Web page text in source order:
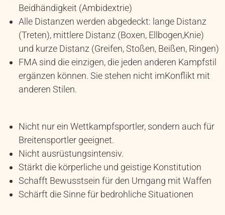
Beidhändigkeit (Ambidextrie)
Alle Distanzen werden abgedeckt: lange Distanz
(Treten), mittlere Distanz (Boxen, Ellbogen,Knie)
und kurze Distanz (Greifen, Stoßen, Beißen, Ringen)
FMA sind die einzigen, die jeden anderen Kampfstil
ergänzen können. Sie stehen nicht imKonflikt mit
anderen Stilen.
Nicht nur ein Wettkampfsportler, sondern auch für
Breitensportler geeignet.
Nicht ausrüstungsintensiv.
Stärkt die körperliche und geistige Konstitution
Schafft Bewusstsein für den Umgang mit Waffen
Schärft die Sinne für bedrohliche Situationen